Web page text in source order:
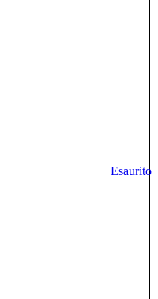
Esaurito